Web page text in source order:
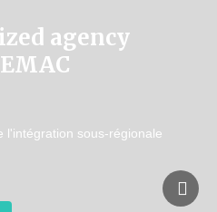
agency
l'intégration sous-régionale